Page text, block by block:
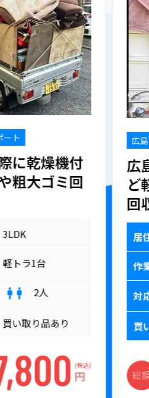
ート
に乾燥機付
粗大ゴミ回
3LDK
軽トラ1台
2人
買い取り品あり
(税込)
円
広
広
ど
回
居
作
対
買
総